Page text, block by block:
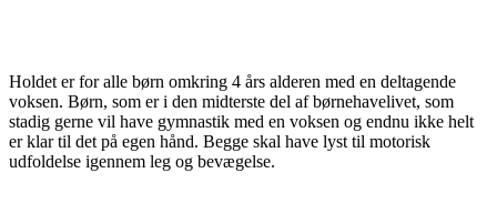
Holdet er for alle børn omkring 4 års alderen med en deltagende
voksen. Børn, som er i den midterste del af børnehavelivet, som
stadig gerne vil have gymnastik med en voksen og endnu ikke helt
er klar til det på egen hånd. Begge skal have lyst til motorisk
udfoldelse igennem leg og bevægelse.